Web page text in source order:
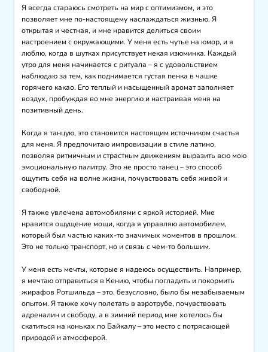
Я всегда стараюсь смотреть на мир с оптимизмом, и это
позволяет мне по-настоящему наслаждаться жизнью. Я
открытая и честная, и мне нравится делиться своим
настроением с окружающими. У меня есть чутье на юмор, и я
люблю, когда в шутках присутствует некая изюминка. Каждый
утро для меня начинается с ритуала – я с удовольствием
наблюдаю за тем, как поднимается густая пенка в чашке
горячего какао. Его теплый и насыщенный аромат заполняет
воздух, пробуждая во мне энергию и настраивая меня на
позитивный день.
Когда я танцую, это становится настоящим источником счастья
для меня. Я предпочитаю импровизации в стиле латино,
позволяя ритмичным и страстным движениям выразить всю мою
эмоциональную палитру. Это не просто танец – это способ
ощутить себя на волне жизни, почувствовать себя живой и
свободной.
Я также увлечена автомобилями с яркой историей. Мне
нравится ощущение мощи, когда я управляю автомобилем,
который был частью каких-то значимых моментов в прошлом.
Это не только транспорт, но и связь с чем-то большим.
У меня есть мечты, которые я надеюсь осуществить. Например,
я мечтаю отправиться в Кению, чтобы погладить и покормить
жирафов Ротшильда – это, безусловно, было бы незабываемым
опытом. Я также хочу полетать в аэротрубе, почувствовать
адреналин и свободу, а в зимний период мне хотелось бы
скатиться на коньках по Байкалу – это место с потрясающей
природой и атмосферой.